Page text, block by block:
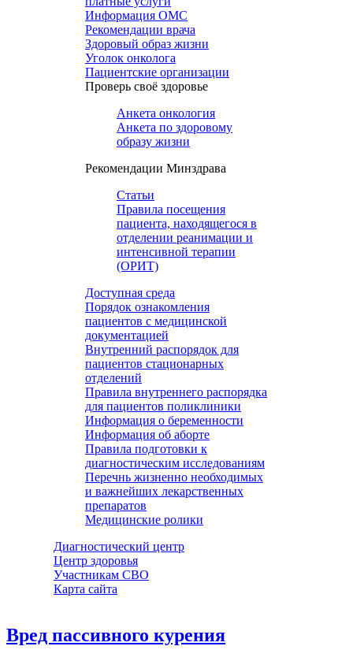
Информация ОМС
Рекомендации врача
Здоровый образ жизни
Уголок онколога
Пациентские организации
Проверь своё здоровье
Анкета онкология
Анкета по здоровому
образу жизни
Рекомендации Минздрава
Статьи
Правила посещения
пациента, находящегося в
отделении реанимации и
интенсивной терапии
(ОРИТ)
Доступная среда
Порядок ознакомления
пациентов с медицинской
документацией
Внутренний распорядок для
пациентов стационарных
отделений
Правила внутреннего распорядка
для пациентов поликлиники
Информация о беременности
Информация об аборте
Правила подготовки к
диагностическим исследованиям
Перечнь жизненно необходимых
и важнейших лекарственных
препаратов
Медицинские ролики
Диагностический центр
Центр здоровья
Участникам СВО
Карта сайта
Вред пассивного курения